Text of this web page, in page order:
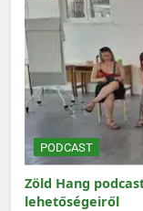
PODCAST
Zöld Hang
lehetőségeiről